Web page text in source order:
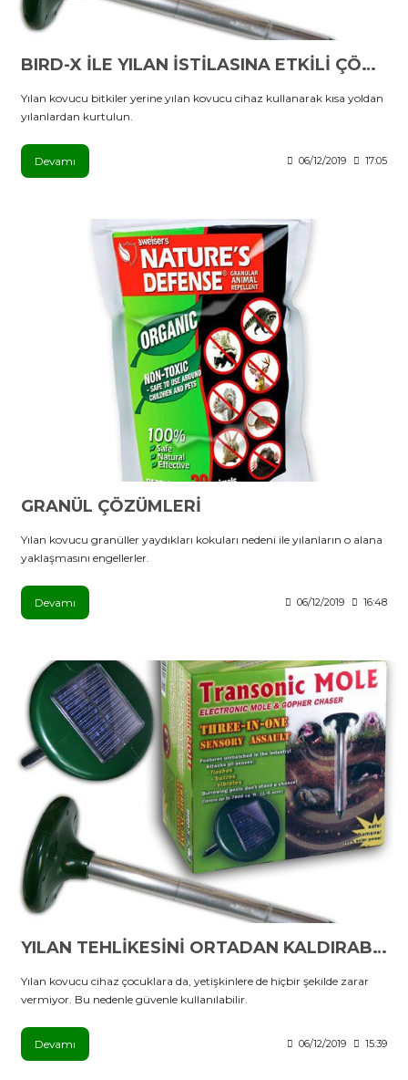
BIRD-X İLE YILAN İSTİLASINA ETKİLİ ÇÖZÜM
Yılan kovucu bitkiler yerine yılan kovucu cihaz kullanarak kısa yoldan
yılanlardan kurtulun.
Devamı 06/12/2019 17:05
GRANÜL ÇÖZÜMLERİ
Yılan kovucu granüller yaydıkları kokuları nedeni ile yılanların o alana
yaklaşmasını engellerler.
Devamı 06/12/2019 16:48
YILAN TEHLİKESİNİ ORTADAN KALDIRABİLİRSİNİZ
Yılan kovucu cihaz çocuklara da, yetişkinlere de hiçbir şekilde zarar
vermiyor. Bu nedenle güvenle kullanılabilir.
Devamı 06/12/2019 15:39